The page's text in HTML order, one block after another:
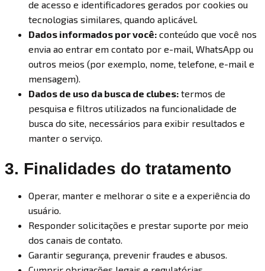
de acesso e identificadores gerados por cookies ou
tecnologias similares, quando aplicável.
Dados informados por você: conteúdo que você nos
envia ao entrar em contato por e-mail, WhatsApp ou
outros meios (por exemplo, nome, telefone, e-mail e
mensagem).
Dados de uso da busca de clubes: termos de
pesquisa e filtros utilizados na funcionalidade de
busca do site, necessários para exibir resultados e
manter o serviço.
3. Finalidades do tratamento
Operar, manter e melhorar o site e a experiência do
usuário.
Responder solicitações e prestar suporte por meio
dos canais de contato.
Garantir segurança, prevenir fraudes e abusos.